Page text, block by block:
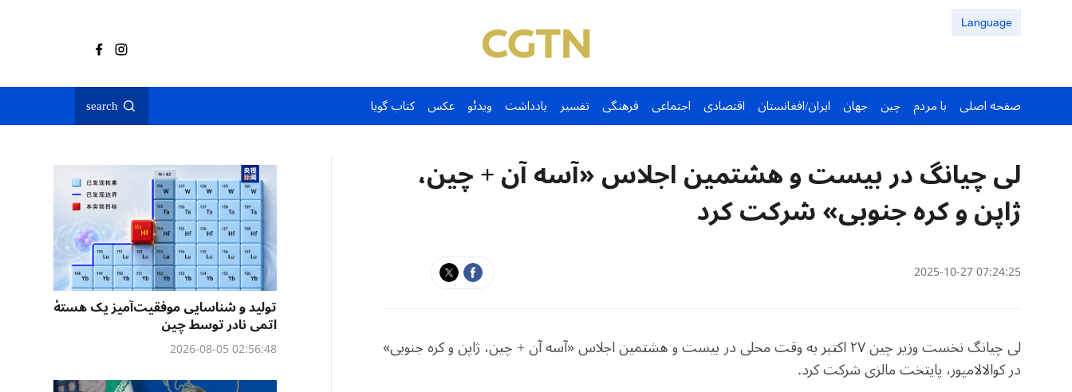
Language
صفحه اصلی با مردم چین جهان ایران/افغانستان اقتصادی اجتماعی فرهنگی تفسیر یادداشت ویدئو عکس کتاب گویا search
لی چیانگ در بیست و هشتمین اجلاس «آسه آن + چین،
ژاپن و کره جنوبی» شرکت کرد
07:24:25 2025-10-27
لی چیانگ نخست وزیر چین ۲۷ اکتبر به وقت محلی در بیست و هشتمین اجلاس «آسه آن + چین، ژاپن و کره جنوبی»
در کوالالامپور، پایتخت مالزی شرکت کرد.
تولید و شناسایی موفقیت‌آمیز یک هستهٔ
اتمی نادر توسط چین
02:56:48 2026-08-05